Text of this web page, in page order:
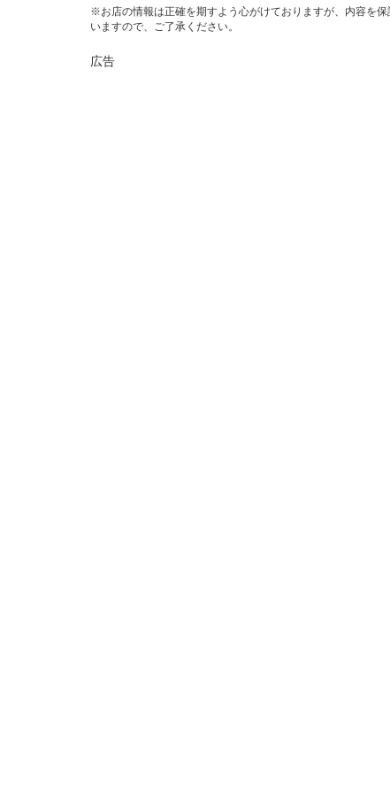
※お店の情報は正確を期すよう心がけておりますが、内容を
いますので、ご了承ください。
広告